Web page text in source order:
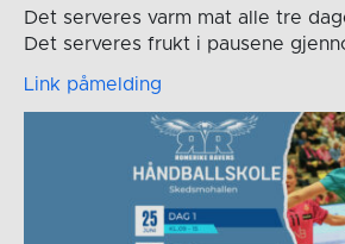
Det serveres varm mat alle tre
Det serveres frukt i pausene
Link påmelding